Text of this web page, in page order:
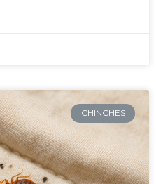
CHINCHES